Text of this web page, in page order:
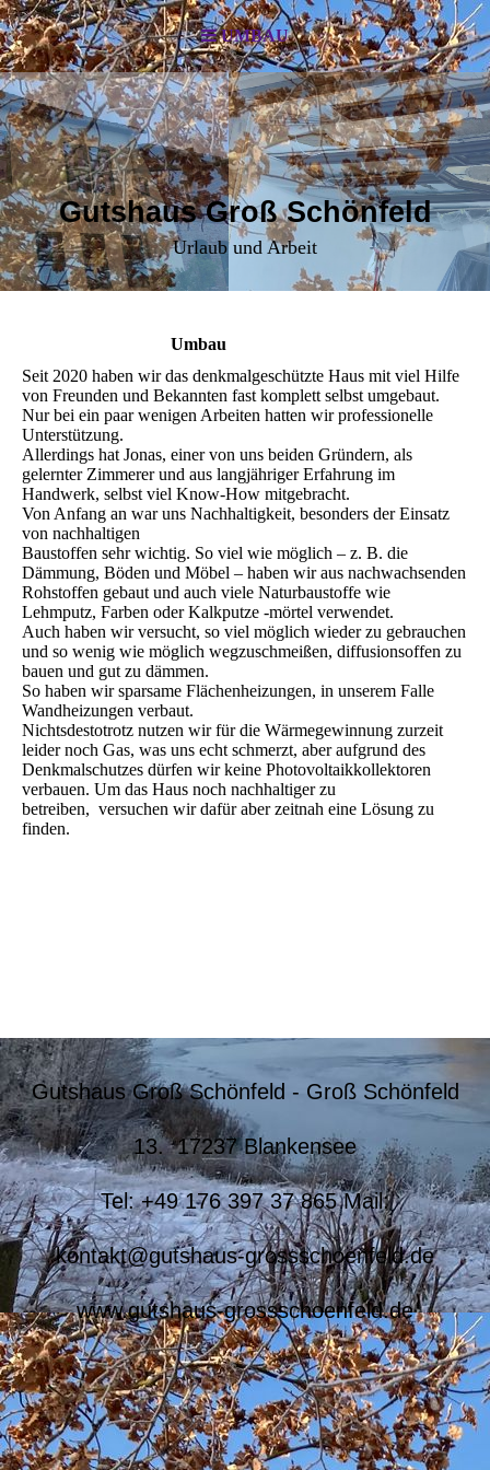
UMBAU
Gutshaus Groß Schönfeld
Urlaub und Arbeit
Umbau
Seit 2020 haben wir das denkmalgeschützte Haus mit viel Hilfe
von Freunden und Bekannten fast komplett selbst umgebaut.
Nur bei ein paar wenigen Arbeiten hatten wir professionelle
Unterstützung.
Allerdings hat Jonas, einer von uns beiden Gründern, als
gelernter Zimmerer und aus langjähriger Erfahrung im
Handwerk, selbst viel Know-How mitgebracht.
Von Anfang an war uns Nachhaltigkeit, besonders der Einsatz
von nachhaltigen
Baustoffen sehr wichtig. So viel wie möglich – z. B. die
Dämmung, Böden und Möbel – haben wir aus nachwachsenden
Rohstoffen gebaut und auch viele Naturbaustoffe wie
Lehmputz, Farben oder Kalkputze -mörtel verwendet.
Auch haben wir versucht, so viel möglich wieder zu gebrauchen
und so wenig wie möglich wegzuschmeißen, diffusionsoffen zu
bauen und gut zu dämmen.
So haben wir sparsame Flächenheizungen, in unserem Falle
Wandheizungen verbaut.
Nichtsdestotrotz nutzen wir für die Wärmegewinnung zurzeit
leider noch Gas, was uns echt schmerzt, aber aufgrund des
Denkmalschutzes dürfen wir keine Photovoltaikkollektoren
verbauen. Um das Haus noch nachhaltiger zu
betreiben, versuchen wir dafür aber zeitnah eine Lösung zu
finden.
Gutshaus Groß Schönfeld - Groß Schönfeld
13. 17237 Blankensee
Tel: +49 176 397 37 865 Mail:
kontakt@gutshaus-grossschoenfeld.de
www.gutshaus-grossschoenfeld.de